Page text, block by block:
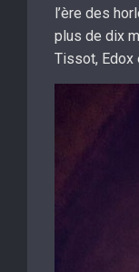
l’ère des
plus de dix
Tissot, Edox